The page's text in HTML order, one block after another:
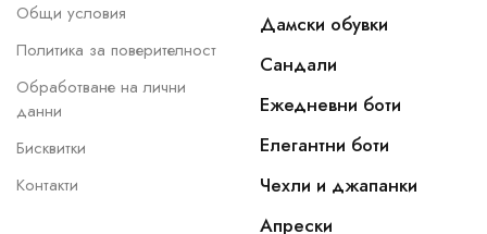
Общи условия
Политика за поверителност
Обработване на лични
данни
Бисквитки
Контакти
Дамски обувки
Сандали
Ежедневни боти
Елегантни боти
Чехли и джапанки
Апрески